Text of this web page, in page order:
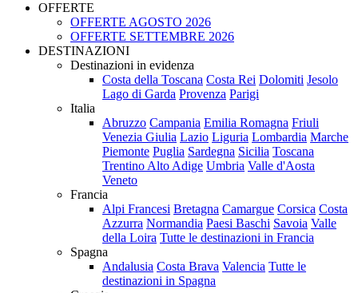
OFFERTE
OFFERTE AGOSTO 2026
OFFERTE SETTEMBRE 2026
DESTINAZIONI
Destinazioni in evidenza
Costa della Toscana Costa Rei Dolomiti Jesolo
Lago di Garda Provenza Parigi
Italia
Abruzzo Campania Emilia Romagna Friuli
Venezia Giulia Lazio Liguria Lombardia Marche
Piemonte Puglia Sardegna Sicilia Toscana
Trentino Alto Adige Umbria Valle d'Aosta
Veneto
Francia
Alpi Francesi Bretagna Camargue Corsica Costa
Azzurra Normandia Paesi Baschi Savoia Valle
della Loira Tutte le destinazioni in Francia
Spagna
Andalusia Costa Brava Valencia Tutte le
destinazioni in Spagna